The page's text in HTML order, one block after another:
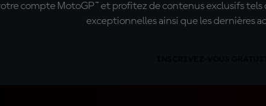
compte MotoGP™ et profitez de contenus exclusifs
exceptionnelles ainsi que les dernières